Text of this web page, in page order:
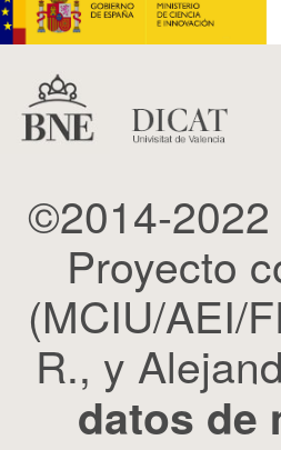
©2014-2022
Proyecto
(MCIU/AEI/
R., y
datos de